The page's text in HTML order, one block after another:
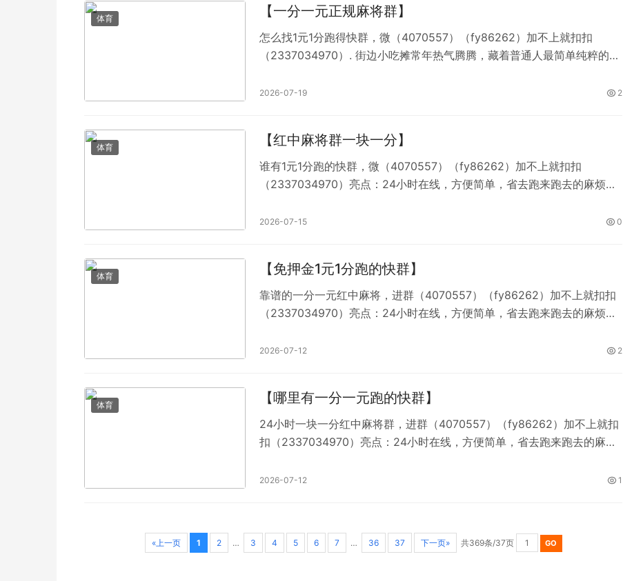
体育 【一分一元正规麻将群】
怎么找1元1分跑得快群，微（4070557）（fy86262）加不上就扣扣
（2337034970）. 街边小吃摊常年热气腾腾，藏着普通人最简单纯粹的欢
2026-07-19 2
体育 【红中麻将群一块一分】
谁有1元1分跑的快群，微（4070557）（fy86262）加不上就扣扣
（2337034970）亮点：24小时在线，方便简单，省去跑来跑去的麻烦，
清冷月色肆意漫延，闲来搓红中打发独处时光，赖子相伴消解孤单心绪。
2026-07-15 0
体育 【免押金1元1分跑的快群】
靠谱的一分一元红中麻将，进群（4070557）（fy86262）加不上就扣扣
（2337034970）亮点：24小时在线，方便简单，省去跑来跑去的麻烦，
自己向往的模样，长期稳定红中麻友群，随时上线都能找到合拍搭子。红
2026-07-12 2
体育 【哪里有一分一元跑的快群】
24小时一块一分红中麻将群，进群（4070557）（fy86262）加不上就扣
扣（2337034970）亮点：24小时在线，方便简单，省去跑来跑去的麻
拼命追赶世间匆忙节奏，闲暇搓红中放松大脑，抛开焦虑轻装享受休闲。
2026-07-12 1
«上一页 1 2 … 3 4 5 6 7 … 36 37 下一页» 共369条/37页